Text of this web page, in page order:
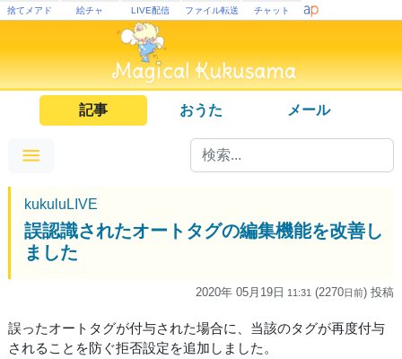
捨てメアド 絵チャ LIVE配信 ファイル転送 チャット
記事 おうた メール
kukuluLIVE
誤認識されたオートタグの編集機能を改善し
ました
2020年 05月19日 11:31 (2270日前) 投稿
誤ったオートタグが付与された場合に、当該のタグが再度付与
されることを防ぐ拒否設定を追加しました。